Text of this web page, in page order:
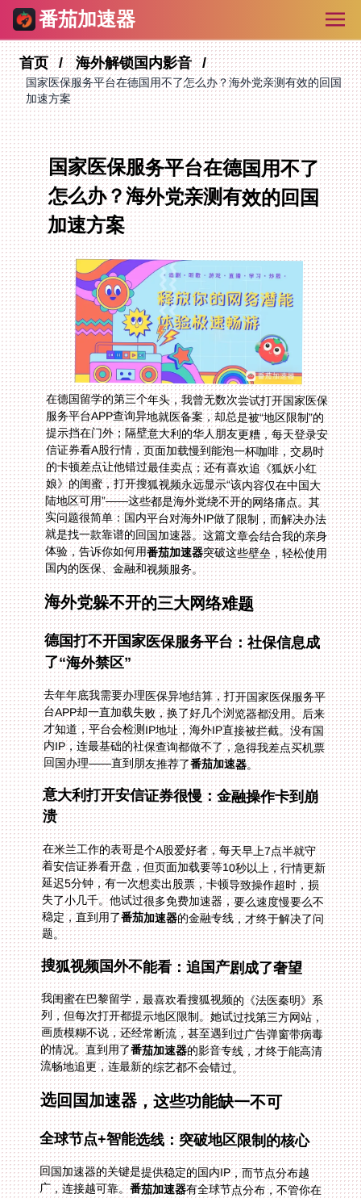
番茄加速器
首页 海外解锁国内影音
国家医保服务平台在德国用不了怎么办？海外党亲测有效的回国
加速方案
国家医保服务平台在德国用不了
怎么办？海外党亲测有效的回国
加速方案
在德国留学的第三个年头，我曾无数次尝试打开国家医保
服务平台APP查询异地就医备案，却总是被“地区限制”的
提示挡在门外；隔壁意大利的华人朋友更糟，每天登录安
信证券看A股行情，页面加载慢到能泡一杯咖啡，交易时
的卡顿差点让他错过最佳卖点；还有喜欢追《狐妖小红
娘》的闺蜜，打开搜狐视频永远显示“该内容仅在中国大
陆地区可用”——这些都是海外党绕不开的网络痛点。其
实问题很简单：国内平台对海外IP做了限制，而解决办法
就是找一款靠谱的回国加速器。这篇文章会结合我的亲身
体验，告诉你如何用番茄加速器突破这些壁垒，轻松使用
国内的医保、金融和视频服务。
海外党躲不开的三大网络难题
德国打不开国家医保服务平台：社保信息成
了“海外禁区”
去年年底我需要办理医保异地结算，打开国家医保服务平
台APP却一直加载失败，换了好几个浏览器都没用。后来
才知道，平台会检测IP地址，海外IP直接被拦截。没有国
内IP，连最基础的社保查询都做不了，急得我差点买机票
回国办理——直到朋友推荐了番茄加速器。
意大利打开安信证券很慢：金融操作卡到崩
溃
在米兰工作的表哥是个A股爱好者，每天早上7点半就守
着安信证券看开盘，但页面加载要等10秒以上，行情更新
延迟5分钟，有一次想卖出股票，卡顿导致操作超时，损
失了小几千。他试过很多免费加速器，要么速度慢要么不
稳定，直到用了番茄加速器的金融专线，才终于解决了问
题。
搜狐视频国外不能看：追国产剧成了奢望
我闺蜜在巴黎留学，最喜欢看搜狐视频的《法医秦明》系
列，但每次打开都提示地区限制。她试过找第三方网站，
画质模糊不说，还经常断流，甚至遇到过广告弹窗带病毒
的情况。直到用了番茄加速器的影音专线，才终于能高清
流畅地追更，连最新的综艺都不会错过。
选回国加速器，这些功能缺一不可
全球节点+智能选线：突破地区限制的核心
回国加速器的关键是提供稳定的国内IP，而节点分布越
广，连接越可靠。番茄加速器有全球节点分布，不管你在
德国柏林还是意大利罗马，都能找到最近的国内节点。它
的智能推荐最优线路功能特别贴心，会自动检测延迟和丢
包率，选择最稳定的线路。比如我在德国用它访问国家医
保服务平台，连接后IP直接显示上海，APP瞬间就能登